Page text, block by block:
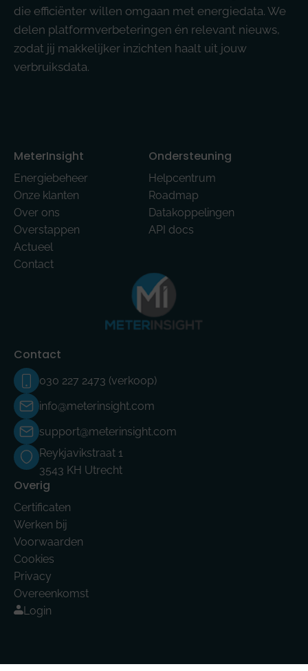
die efficiënter willen omgaan met energiedata. We
delen platformverbeteringen én relevant nieuws,
zodat jij makkelijker inzichten haalt uit jouw
verbruiksdata.
MeterInsight
Energiebeheer
Onze klanten
Over ons
Overstappen
Actueel
Contact
Ondersteuning
Helpcentrum
Roadmap
Datakoppelingen
API docs
Overig
Certificaten
Werken bij
Voorwaarden
Cookies
Privacy
Overeenkomst
Login
Contact
030 227 2473 (verkoop)
info@meterinsight.com
support@meterinsight.com
Reykjavikstraat 1
3543 KH Utrecht